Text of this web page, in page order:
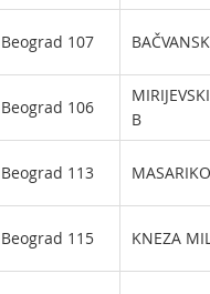
Beograd 107
Beograd 106
B
Beograd 113
Beograd 115 KNEZA